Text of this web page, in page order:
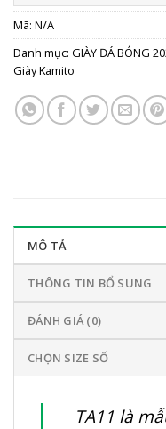
Mã: N/A
Danh mục: GIÀY ĐÁ BÓNG
Giày Kamito
MÔ TẢ
THÔNG TIN BỔ SUNG
ĐÁNH GIÁ (0)
CHỌN SIZE SỐ
TA11 là